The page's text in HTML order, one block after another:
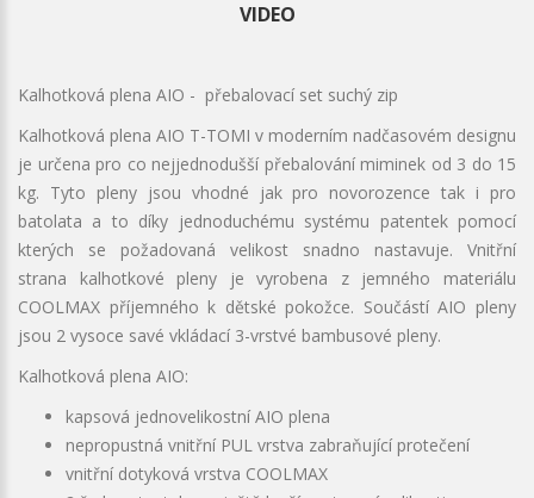
VIDEO
Kalhotková plena AIO - přebalovací set suchý zip
Kalhotková plena AIO T-TOMI v moderním nadčasovém designu
je určena pro co nejjednodušší přebalování miminek od 3 do 15
kg. Tyto pleny jsou vhodné jak pro novorozence tak i pro
batolata a to díky jednoduchému systému patentek pomocí
kterých se požadovaná velikost snadno nastavuje. Vnitřní
strana kalhotkové pleny je vyrobena z jemného materiálu
COOLMAX příjemného k dětské pokožce. Součástí AIO pleny
jsou 2 vysoce savé vkládací 3-vrstvé bambusové pleny.
Kalhotková plena AIO:
kapsová jednovelikostní AIO plena
nepropustná vnitřní PUL vrstva zabraňující protečení
vnitřní dotyková vrstva COOLMAX